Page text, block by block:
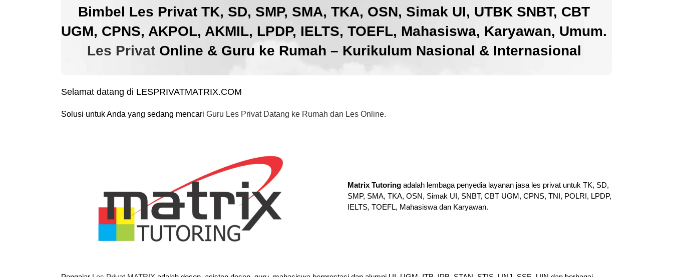
Bimbel Les Privat TK, SD, SMP, SMA, TKA, OSN, Simak UI, UTBK SNBT, CBT
UGM, CPNS, AKPOL, AKMIL, LPDP, IELTS, TOEFL, Mahasiswa, Karyawan, Umum.
Les PrivatOnline & Guru ke Rumah – Kurikulum Nasional & Internasional
Selamat datang di LESPRIVATMATRIX.COM
Solusi untuk Anda yang sedang mencari Guru Les Privat Datang ke Rumah dan Les Online.
Matrix Tutoring adalah lembaga penyedia layanan jasa les privat untuk TK, SD,
SMP, SMA, TKA, OSN, Simak UI, SNBT, CBT UGM, CPNS, TNI, POLRI, LPDP,
IELTS, TOEFL, Mahasiswa dan Karyawan.